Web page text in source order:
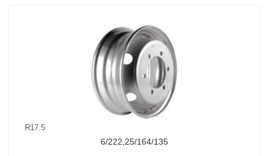
R17.5
6/222,25/164/135